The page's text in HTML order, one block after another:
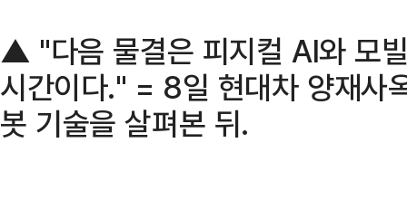
▲ "다음 물결은 피지컬 AI와 모
시간이다." = 8일 현대차 양재사
봇 기술을 살펴본 뒤.